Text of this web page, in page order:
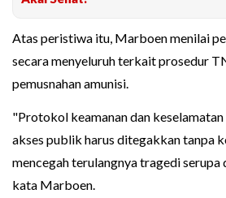
Atas peristiwa itu, Marboen menilai
secara menyeluruh terkait prosedur
pemusnahan amunisi.
"Protokol keamanan dan
akses publik harus ditegakkan tanpa
mencegah terulangnya tragedi serupa
kata Marboen.